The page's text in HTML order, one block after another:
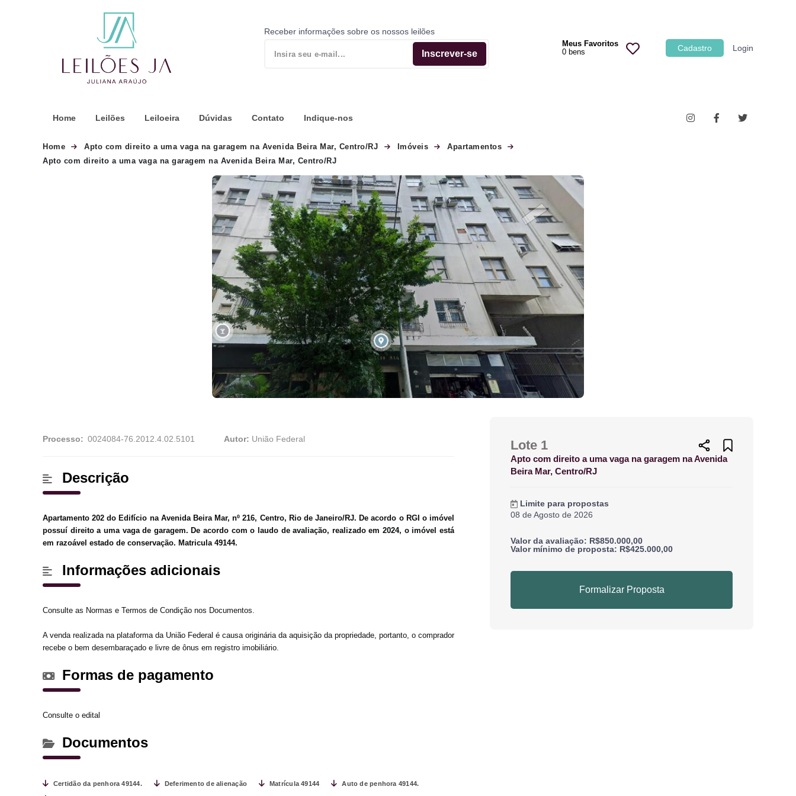
Receber informações sobre os nossos leilões
Inscrever-se
Meus Favoritos
0 bens Cadastro Login
Home Leilões Leiloeira Dúvidas Contato Indique-nos
Categoria
Home Apto com direito a uma vaga na garagem na Avenida Beira Mar, Centro/RJ Imóveis
Apartamentos
Apto com direito a uma vaga na garagem na Avenida Beira Mar, Centro/RJ
Processo: Autor: União Federal
Descrição
Apartamento 202 do Edifício na Avenida Beira Mar, nº 216, Centro, Rio de Janeiro/RJ. De acordo o RGI o imóvel
possuí direito a uma vaga de garagem. De acordo com o laudo de avaliação, realizado em 2024, o imóvel está
em razoável estado de conservação. Matricula 49144.
Informações adicionais
Consulte as Normas e Termos de Condição nos Documentos.
A venda realizada na plataforma da União Federal é causa originária da aquisição da propriedade, portanto, o comprador
recebe o bem desembaraçado e livre de ônus em registro imobiliário.
Formas de pagamento
Consulte o edital
Documentos
Certidão da penhora 49144. Deferimento de alienação Matrícula 49144 Auto de penhora 49144.
Lote 1
Apto com direito a uma vaga na garagem na Avenida
Beira Mar, Centro/RJ
Limite para propostas
08 de Agosto de 2026
Valor da avaliação: R$850.000,00
Valor mínimo de proposta: R$425.000,00
Formalizar Proposta